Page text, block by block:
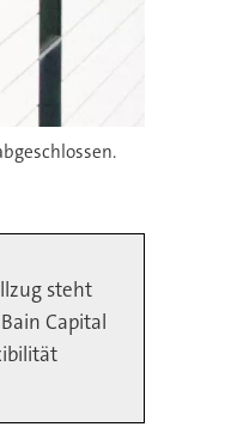
steht
Capital